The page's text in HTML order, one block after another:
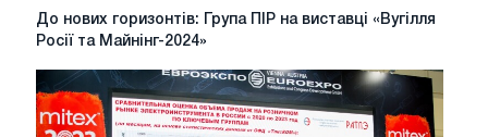
До
нових
Група
ПІР
на
До нових горизонтів: Група ПІР на виставці «Вугілля
Росії та Майнінг-2024»